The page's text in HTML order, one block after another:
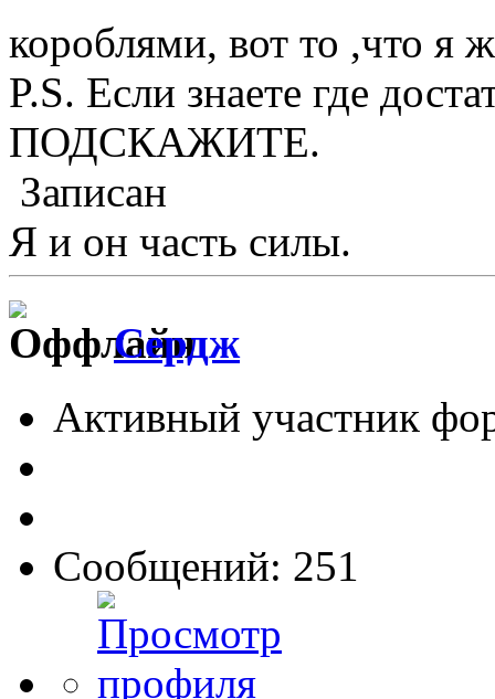
короблями, вот то ,что я
P.S. Если знаете где
ПОДСКАЖИТЕ.
Записан
Я и он часть силы.
Сердж
Активный участник
Сообщений: 251